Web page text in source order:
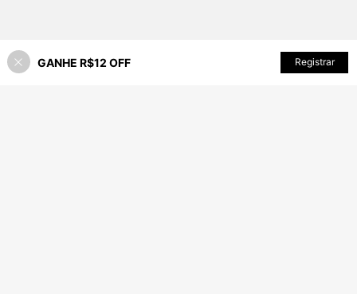
33% OFF! ADICIONAR AO CARRINHO
GANHE R$12 OFF Registrar